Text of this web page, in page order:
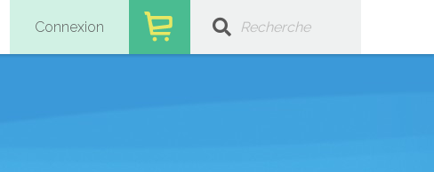
Connexion